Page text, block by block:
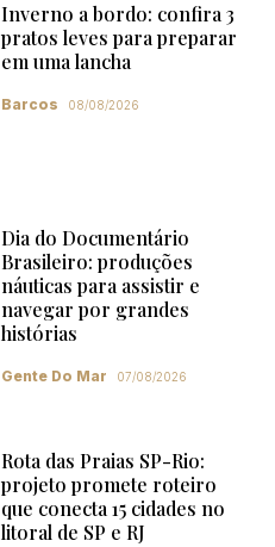
Inverno a bordo: confira 3
pratos leves para preparar
em uma lancha
Barcos 08/08/2026
Dia do Documentário
Brasileiro: produções
náuticas para assistir e
navegar por grandes
histórias
Gente Do Mar 07/08/2026
Rota das Praias SP-Rio:
projeto promete roteiro
que conecta 15 cidades no
litoral de SP e RJ